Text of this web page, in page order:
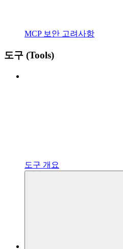
MCP 보안 고려사항
도구 (Tools)
도구 개요